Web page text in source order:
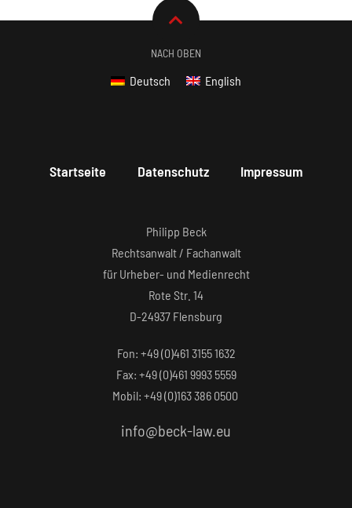
NACH OBEN
Deutsch English
Startseite Datenschutz Impressum
Philipp Beck
Rechtsanwalt / Fachanwalt
für Urheber- und Medienrecht
Rote Str. 14
D-24937 Flensburg
Fon: +49 (0)461 3155 1632‬
Fax: +49 (0)461 9993 5559‬
Mobil: +49 (0)163 386 0500
info@beck-law.eu